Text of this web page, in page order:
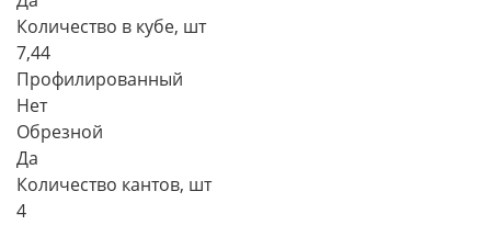
Количество в кубе, шт
7,44
Профилированный
Нет
Обрезной
Да
Количество кантов, шт
4